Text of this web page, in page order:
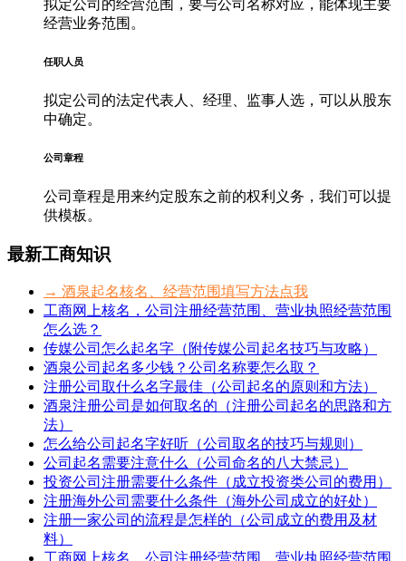
拟定公司的经营范围，要与公司名称对应，能体现主要
经营业务范围。
任职人员
拟定公司的法定代表人、经理、监事人选，可以从股东
中确定。
公司章程
公司章程是用来约定股东之前的权利义务，我们可以提
供模板。
最新工商知识
→ 酒泉起名核名、经营范围填写方法点我
工商网上核名，公司注册经营范围、营业执照经营范围
怎么选？
传媒公司怎么起名字（附传媒公司起名技巧与攻略）
酒泉公司起名多少钱？公司名称要怎么取？
注册公司取什么名字最佳（公司起名的原则和方法）
酒泉注册公司是如何取名的（注册公司起名的思路和方
法）
怎么给公司起名字好听（公司取名的技巧与规则）
公司起名需要注意什么（公司命名的八大禁忌）
投资公司注册需要什么条件（成立投资类公司的费用）
注册海外公司需要什么条件（海外公司成立的好处）
注册一家公司的流程是怎样的（公司成立的费用及材
料）